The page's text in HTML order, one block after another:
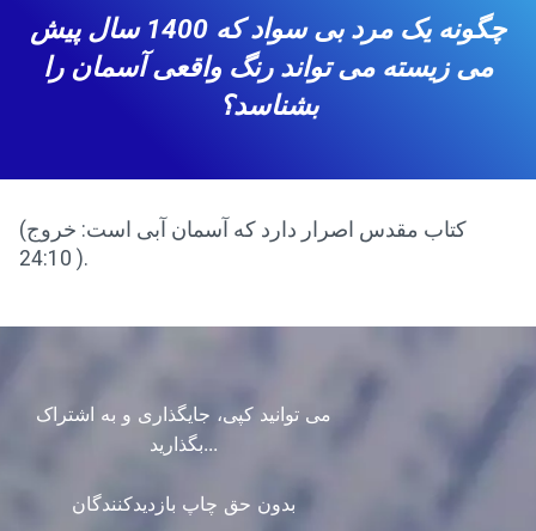
چگونه یک مرد بی سواد که 1400 سال پیش
می زیسته می تواند رنگ واقعی آسمان را
بشناسد؟
(کتاب مقدس اصرار دارد که آسمان آبی است: خروج
24:10 ).
می توانید کپی، جایگذاری و به اشتراک
بگذارید...
بدون حق چاپ بازدیدکنندگان